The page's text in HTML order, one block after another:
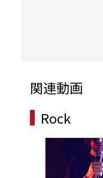
関連動画
Rock